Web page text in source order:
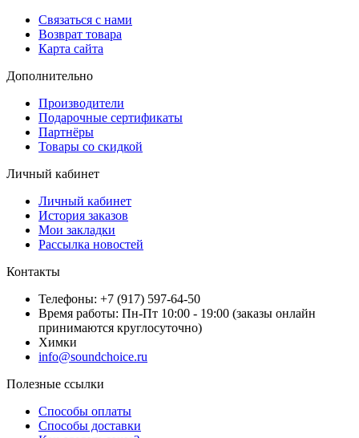
Связаться с нами
Возврат товара
Карта сайта
Дополнительно
Производители
Подарочные сертификаты
Партнёры
Товары со скидкой
Личный кабинет
Личный кабинет
История заказов
Мои закладки
Рассылка новостей
Контакты
Телефоны: +7 (917) 597-64-50
Время работы: Пн-Пт 10:00 - 19:00 (заказы онлайн
принимаются круглосуточно)
Химки
info@soundchoice.ru
Полезные ссылки
Способы оплаты
Способы доставки